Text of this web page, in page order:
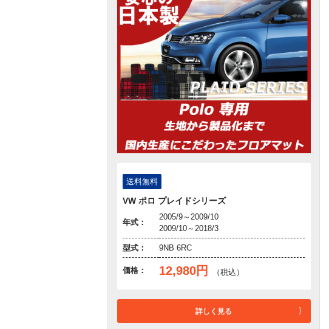
送料無料
VW ポロ プレイドシリーズ
年式：
2005/9～2009/10
2009/10～2018/3
型式： 9NB 6RC
価格： 12,980円 （税込）
詳しく見る